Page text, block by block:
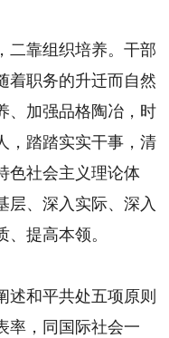
靠组织培养。干部
着职务的升迁而自然
、加强品格陶冶，时
，踏踏实实干事，清
色社会主义理论体
层、深入实际、深入
提高本领。
和平共处五项原则
率，同国际社会一